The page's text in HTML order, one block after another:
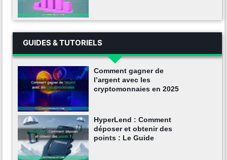
GUIDES & TUTORIELS
Comment gagner de
l’argent avec les
cryptomonnaies en 2025
HyperLend : Comment
déposer et obtenir des
points : Le Guide